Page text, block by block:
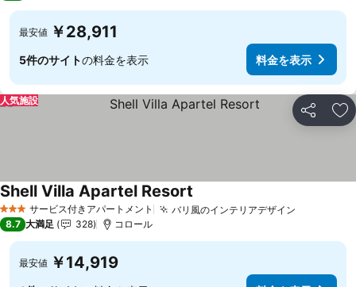
最安値 ￥28,911
5件のサイトの料金を表示 料金を表示
シェア お
人気施設
3 ホテルのランク
サービス付きアパートメント バリ風のインテリアデザイン
Shell Villa Apartel Resort
8.7 大満足 328 コロール
最安値 ￥14,919